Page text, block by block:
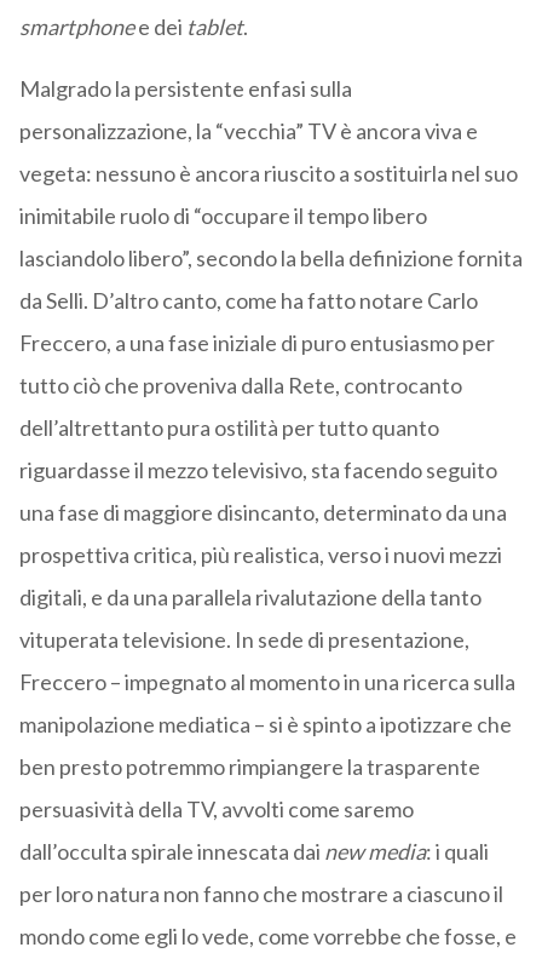
smartphonee dei tablet.
Malgrado la persistente enfasi sulla
personalizzazione, la “vecchia” TV è ancora viva e
vegeta: nessuno è ancora riuscito a sostituirla nel suo
inimitabile ruolo di “occupare il tempo libero
lasciandolo libero”, secondo la bella definizione fornita
da Selli. D’altro canto, come ha fatto notare Carlo
Freccero, a una fase iniziale di puro entusiasmo per
tutto ciò che proveniva dalla Rete, controcanto
dell’altrettanto pura ostilità per tutto quanto
riguardasse il mezzo televisivo, sta facendo seguito
una fase di maggiore disincanto, determinato da una
prospettiva critica, più realistica, verso i nuovi mezzi
digitali, e da una parallela rivalutazione della tanto
vituperata televisione. In sede di presentazione,
Freccero – impegnato al momento in una ricerca sulla
manipolazione mediatica – si è spinto a ipotizzare che
ben presto potremmo rimpiangere la trasparente
persuasività della TV, avvolti come saremo
dall’occulta spirale innescata dai new media: i quali
per loro natura non fanno che mostrare a ciascuno il
mondo come egli lo vede, come vorrebbe che fosse, e